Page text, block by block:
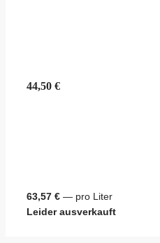
44,50 €
63,57 € — pro Liter
Leider ausverkauft